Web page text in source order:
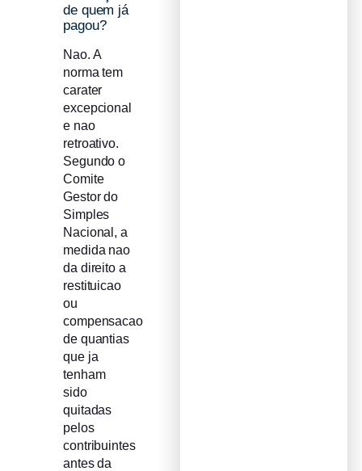
de quem já
pagou?
Nao. A
norma tem
carater
excepcional
e nao
retroativo.
Segundo o
Comite
Gestor do
Simples
Nacional, a
medida nao
da direito a
restituicao
ou
compensacao
de quantias
que ja
tenham
sido
quitadas
pelos
contribuintes
antes da